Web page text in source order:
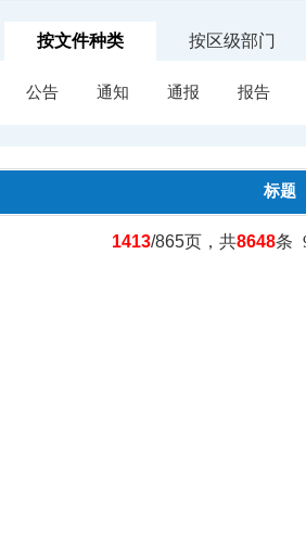
按文件种类 按区级部门
公告 通知 通报 报告
标题
1413/865页，共8648条